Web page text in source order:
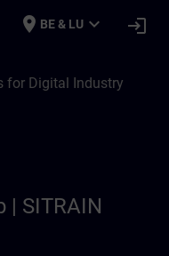
place BE & LU expand_more login
for Digital Industry
| SITRAIN